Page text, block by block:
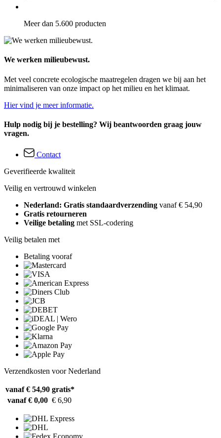
Meer dan 5.600 producten
We werken milieubewust.
Met veel concrete ecologische maatregelen dragen we bij aan het
minimaliseren van onze impact op het milieu en het klimaat.
Hier vind je meer informatie.
Hulp nodig bij je bestelling? Wij beantwoorden graag jouw
vragen.
Contact
Geverifieerde kwaliteit
Veilig en vertrouwd winkelen
Nederland: Gratis standaardverzending vanaf € 54,90
Gratis retourneren
Veilige betaling met SSL-codering
Veilig betalen met
Betaling vooraf
Verzendkosten voor Nederland
vanaf € 54,90 gratis*
vanaf € 0,00 € 6,90